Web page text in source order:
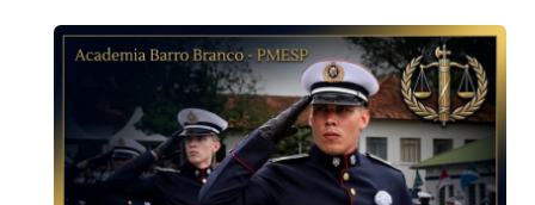
SER
POLICIAL?
DESCUBRA
AS
NOVAS
REGRAS!